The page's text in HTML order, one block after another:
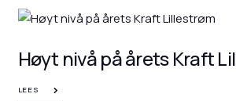
Høyt nivå på årets Kraft
LEES